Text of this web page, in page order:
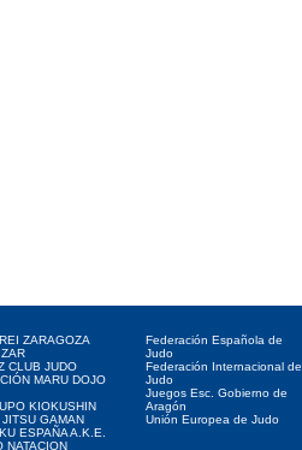
ZARAGOZA
CLUB JUDO
MARU DOJO
KIOKUSHIN
GAMAN
ESPAÑA A.K.E.
NATACION
Federación Española de
Judo
Federación Internacional de
Judo
Juegos Esc. Gobierno de
Aragón
Unión Europea de Judo